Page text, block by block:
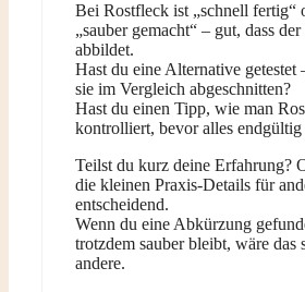
Bei Rostfleck ist „schnell fertig“
„sauber gemacht“ – gut, dass
abbildet.
Hast du eine Alternative getestet
sie im Vergleich abgeschnitten?
Hast du einen Tipp, wie man
kontrolliert, bevor alles endgültig
Teilst du kurz deine Erfahrung?
die kleinen Praxis-Details für
entscheidend.
Wenn du eine Abkürzung
trotzdem sauber bleibt, wäre das
andere.